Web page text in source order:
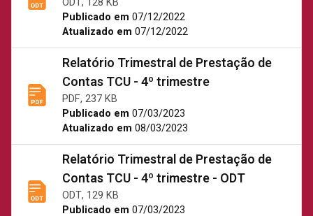
Publicado em 07/12/2022
Atualizado em 07/12/2022
Relatório Trimestral de Prestação de
Contas TCU - 4º trimestre
PDF, 237 KB
Publicado em 07/03/2023
Atualizado em 08/03/2023
Relatório Trimestral de Prestação de
Contas TCU - 4º trimestre - ODT
ODT, 129 KB
Publicado em 07/03/2023